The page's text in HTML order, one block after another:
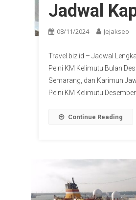
Jadwal
08/11/2024 Jejakseo
Travel.biz.id – Jadwal
Pelni KM Kelimutu Bulan
Semarang, dan Karimun
Pelni KM Kelimutu Desember
Continue Reading